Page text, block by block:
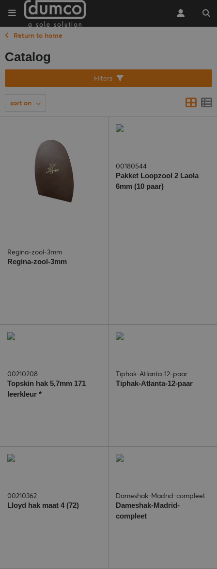
Return to home
Catalog
Filters
sort on
Regina-zool-3mm
Regina-zool-3mm
00180544
Pakket Loopzool 2 Laola
6mm (10 paar)
00210208
Topskin hak 5,7mm 171
leerkleur *
Tiphak-Atlanta-12-paar
Tiphak-Atlanta-12-paar
00210362
Lloyd hak maat 4 (72)
Dameshak-Madrid-compleet
Dameshak-Madrid-
compleet